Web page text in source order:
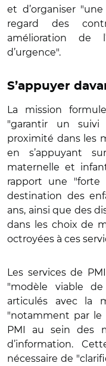
et d’organiser
regard des
amélioration de
d’urgence".
S’appuyer
La mission
"garantir un
proximité dans les
en s’appuyant
maternelle et
rapport une "forte
destination des
ans, ainsi que des
dans les choix de
octroyées à ces
Les services de
"modèle viable
articulés avec la
"notamment par le
PMI au sein des
d’information.
nécessaire de